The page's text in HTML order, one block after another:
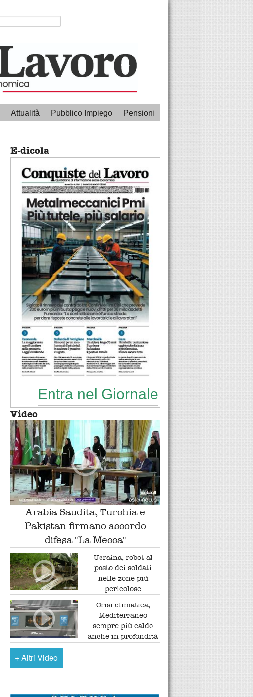
Attualità Pubblico Impiego Pensioni
E-dicola
Entra nel Giornale
Video
Arabia Saudita, Turchia e
Pakistan firmano accordo
difesa "La Mecca"
Ucraina, robot al
posto dei soldati
nelle zone più
pericolose
Crisi climatica,
Mediterraneo
sempre più caldo
anche in profondità
+Altri Video